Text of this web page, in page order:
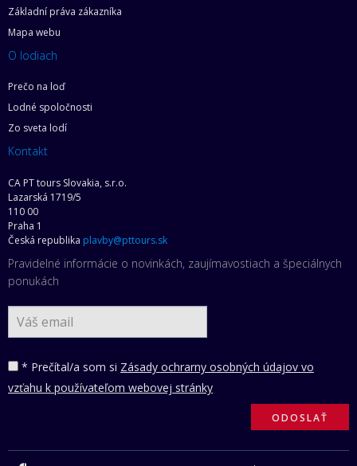
Základní práva zákazníka
Mapa webu
O lodiach
Prečo na loď
Lodné spoločnosti
Zo sveta lodí
Kontakt
CA PT tours Slovakia, s.r.o.
Lazarská 1719/5
110 00
Praha 1
Česká republika plavby@pttours.sk
Pravidelné informácie o novinkách, zaujímavostiach a špeciálnych
ponukách
* Prečítal/a som si Zásady ochrarny osobných údajov vo
vzťahu k používateľom webovej stránky